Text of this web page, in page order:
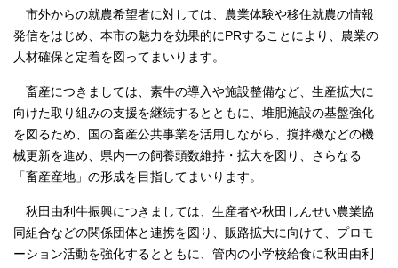
市外からの就農希望者に対しては、農業体験や移住就農の情報
発信をはじめ、本市の魅力を効果的にPRすることにより、農業の
人材確保と定着を図ってまいります。
畜産につきましては、素牛の導入や施設整備など、生産拡大に
向けた取り組みの支援を継続するとともに、堆肥施設の基盤強化
を図るため、国の畜産公共事業を活用しながら、撹拌機などの機
械更新を進め、県内一の飼養頭数維持・拡大を図り、さらなる
「畜産産地」の形成を目指してまいります。
秋田由利牛振興につきましては、生産者や秋田しんせい農業協
同組合などの関係団体と連携を図り、販路拡大に向けて、プロモ
ーション活動を強化するとともに、管内の小学校給食に秋田由利